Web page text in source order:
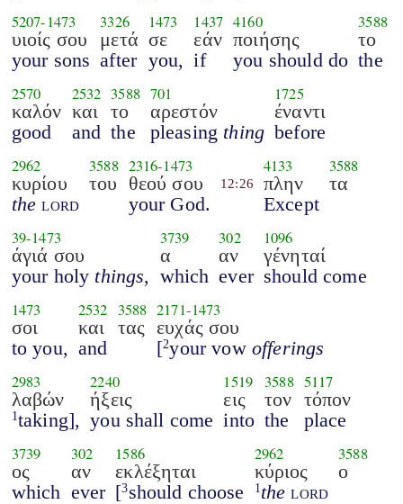
5207-1473
υιοίς σου
your sons
3326
μετά
after
1473
σε
you,
1437
εάν
if
4160
ποιήσης
you should do
3588
το
the
2570
καλόν
good
2532
και
and
3588
το
the
701
αρεστόν
pleasing thing
1725
έναντι
before
2962
κυρίου
the lord
3588
του
2316-1473
θεού σου
your God.
12:26
4133
πλην
Except
3588
τα
39-1473
άγιά σου
your holy things,
3739
α
which
302
αν
ever
1096
γένηταί
should come
1473
σοι
to you,
2532
και
and
3588
τας
2171-1473
ευχάς σου
[2your vow offerings
2983
λαβών
1 taking],
2240
ήξεις
you shall come
1519
εις
into
3588
τον
the
5117
τόπον
place
3739
ος
which
302
αν
ever
1586
εκλέξηται
[3should choose
2962
κύριος
1 the lord
3588
ο